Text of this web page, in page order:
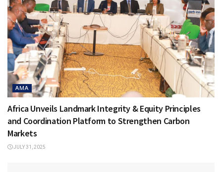
AMA
Africa Unveils Landmark Integrity & Equity Principles
and Coordination Platform to Strengthen Carbon
Markets
JULY 31, 2025